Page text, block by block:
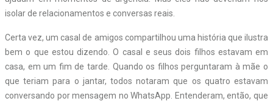
isolar de relacionamentos e conversas reais.
Certa vez, um casal de amigos compartilhou uma história que ilustra
bem o que estou dizendo. O casal e seus dois filhos estavam em
casa, em um fim de tarde. Quando os filhos perguntaram à mãe o
que teriam para o jantar, todos notaram que os quatro estavam
conversando por mensagem no WhatsApp. Entenderam, então, que